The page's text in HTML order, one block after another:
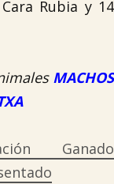
Rubia y 14
MACHOS
Ganado